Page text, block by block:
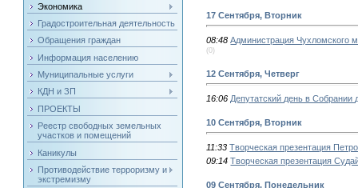
Экономика
Градостроительная деятельность
Обращения граждан
Информация населению
Муниципальные услуги
КДН и ЗП
ПРОЕКТЫ
Реестр свободных земельных
участков и помещений
Каникулы
Противодействие терроризму и
экстремизму
17 Сентября, Вторник
08:48 Администрация Чухломского
(0)
12 Сентября, Четверг
16:06 Депутатский день в Собрании
10 Сентября, Вторник
11:33 Творческая презентация
09:14 Творческая презентация
09 Сентября, Понедельник